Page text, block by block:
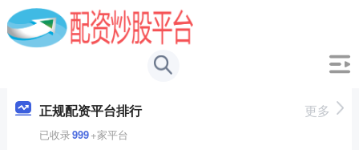
正规配资平台排行
已收录999+家平台
更多